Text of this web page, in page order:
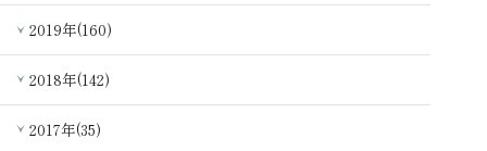
2019年(160)
2018年(142)
2017年(35)